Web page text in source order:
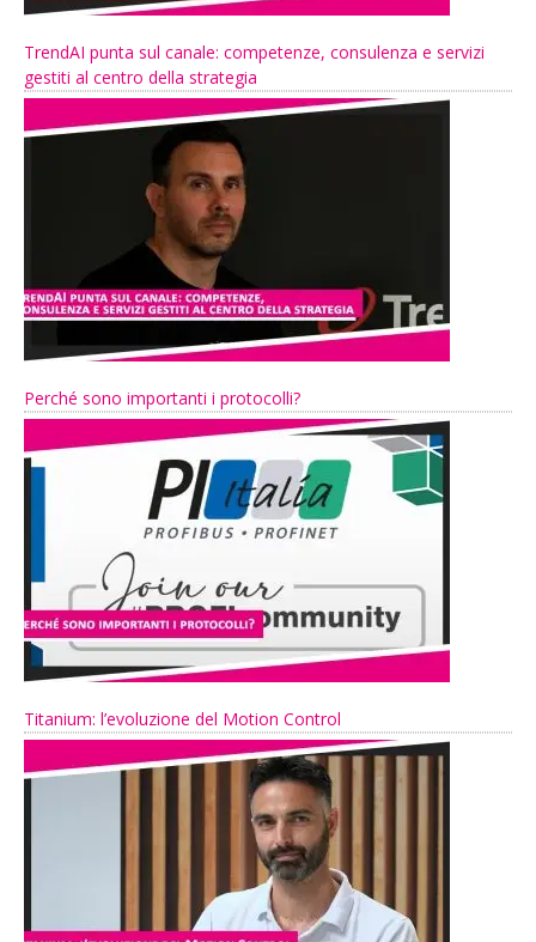
TrendAI punta sul canale: competenze, consulenza e servizi
gestiti al centro della strategia
Perché sono importanti i protocolli?
Titanium: l’evoluzione del Motion Control